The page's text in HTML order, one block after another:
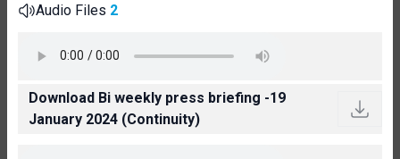
Audio Files 2
Download Bi weekly press briefing -19
January 2024 (Continuity)